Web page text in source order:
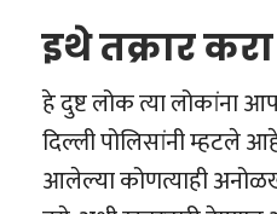
इथे तक्रार करा
हे दुष्ट लोक त्या लोकांना
दिल्ली पोलिसांनी म्हटले
आलेल्या कोणत्याही